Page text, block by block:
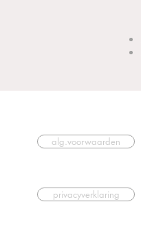
alg.voorwaarden
privacyverklaring